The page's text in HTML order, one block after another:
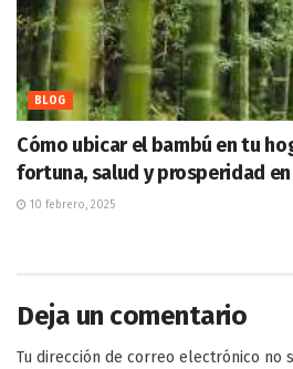
BLOG
Cómo ubicar el bambú en tu
fortuna, salud y prosperidad en
10 febrero, 2025
Deja un comentario
Tu dirección de correo electrónico no